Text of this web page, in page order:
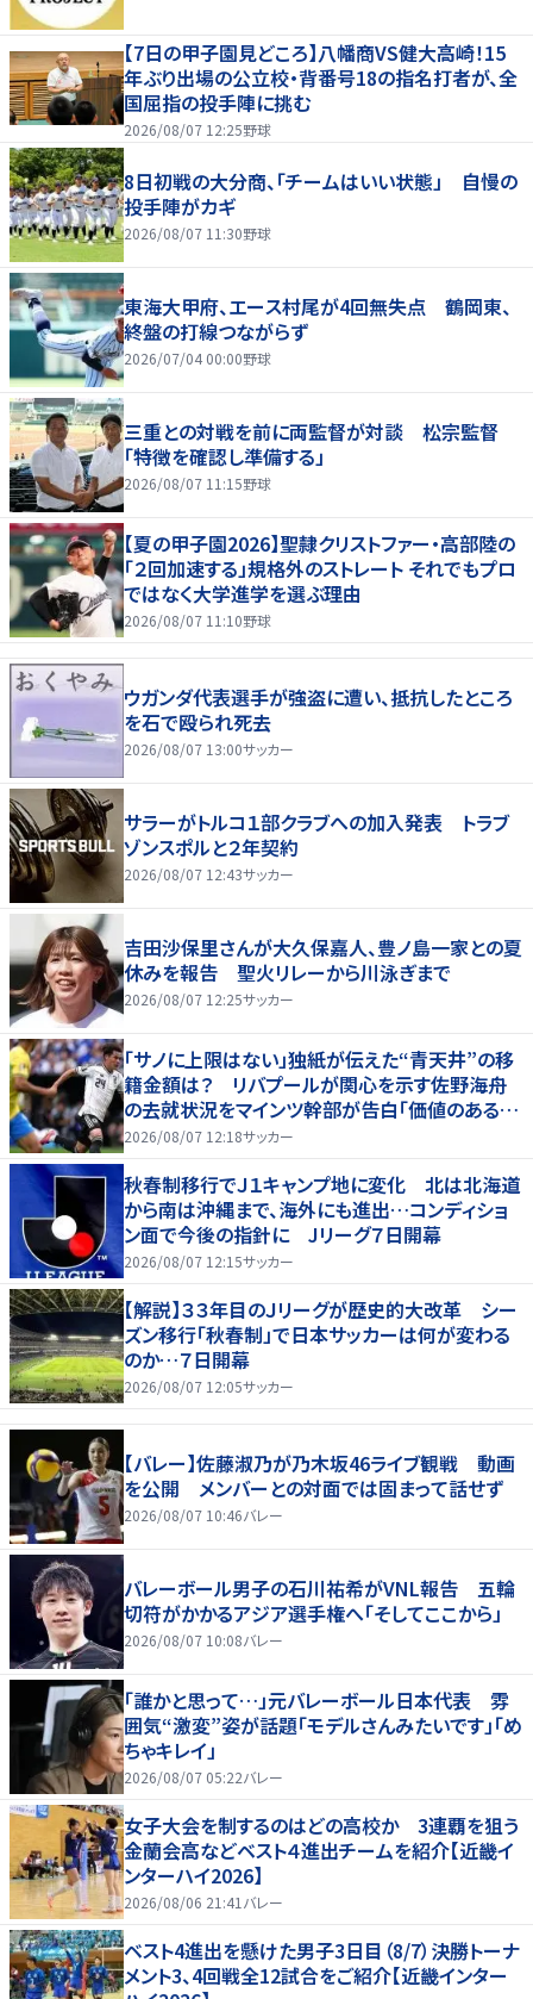
【7日の甲子園見どころ】八幡商VS健大高崎！15
年ぶり出場の公立校・背番号18の指名打者が、全
国屈指の投手陣に挑む
2026/08/07 12:25野球
8日初戦の大分商、「チームはいい状態」 自慢の
投手陣がカギ
2026/08/07 11:30野球
東海大甲府、エース村尾が4回無失点 鶴岡東、
終盤の打線つながらず
2026/07/04 00:00野球
三重との対戦を前に両監督が対談 松宗監督
「特徴を確認し準備する」
2026/08/07 11:15野球
【夏の甲子園2026】聖隷クリストファー・高部陸の
「２回加速する」規格外のストレート それでもプロ
ではなく大学進学を選ぶ理由
2026/08/07 11:10野球
ウガンダ代表選手が強盗に遭い、抵抗したところ
を石で殴られ死去
2026/08/07 13:00サッカー
サラーがトルコ１部クラブへの加入発表 トラブ
ゾンスポルと２年契約
2026/08/07 12:43サッカー
吉田沙保里さんが大久保嘉人、豊ノ島一家との夏
休みを報告 聖火リレーから川泳ぎまで
2026/08/07 12:25サッカー
「サノに上限はない」独紙が伝えた“青天井”の移
籍金額は？ リバプールが関心を示す佐野海舟
の去就状況をマインツ幹部が告白「価値のあるも
のになる」
2026/08/07 12:18サッカー
秋春制移行でＪ１キャンプ地に変化 北は北海道
から南は沖縄まで、海外にも進出…コンディショ
ン面で今後の指針に Jリーグ７日開幕
2026/08/07 12:15サッカー
【解説】３３年目のＪリーグが歴史的大改革 シー
ズン移行「秋春制」で日本サッカーは何が変わる
のか…７日開幕
2026/08/07 12:05サッカー
【バレー】佐藤淑乃が乃木坂46ライブ観戦 動画
を公開 メンバーとの対面では固まって話せず
2026/08/07 10:46バレー
バレーボール男子の石川祐希がVNL報告 五輪
切符がかかるアジア選手権へ「そしてここから」
2026/08/07 10:08バレー
「誰かと思って…」元バレーボール日本代表 雰
囲気“激変”姿が話題「モデルさんみたいです」「め
ちゃキレイ」
2026/08/07 05:22バレー
女子大会を制するのはどの高校か 3連覇を狙う
金蘭会高などベスト４進出チームを紹介【近畿イ
ンターハイ2026】
2026/08/06 21:41 バレー
ベスト4進出を懸けた男子3日目（8/7）決勝トーナ
メント3、4回戦全12試合をご紹介【近畿インター